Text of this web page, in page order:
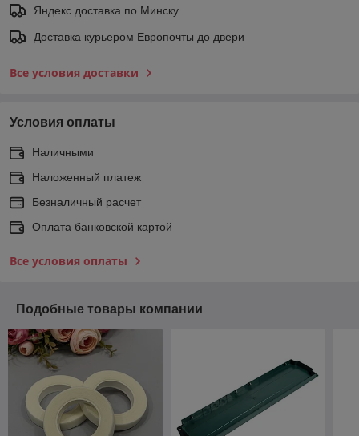
Яндекс доставка по Минску
Доставка курьером Европочты до двери
Все условия доставки
Условия оплаты
Наличными
Наложенный платеж
Безналичный расчет
Оплата банковской картой
Все условия оплаты
Подобные товары компании